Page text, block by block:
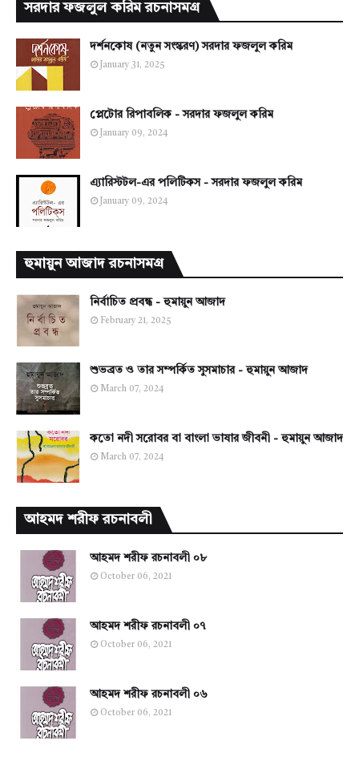
সরদার ফজলুল করিম রচনাসমগ্র
দর্শনকোষ (নতুন সংস্করণ) সরদার ফজলুল করিম
January 31, 2025
প্লেটোর রিপাবলিক - সরদার ফজলুল করিম
January 09, 2024
এ্যারিস্টটল-এর পলিটিকস - সরদার ফজলুল করিম
January 09, 2024
হুমায়ুন আজাদ রচনাসমগ্র
নির্বাচিত প্রবন্ধ - হুমায়ুন আজাদ
February 21, 2025
শুভব্রত ও তার সম্পর্কিত সুসমাচার - হুমায়ুন আজাদ
March 07, 2024
কতো নদী সরোবর বা বাংলা ভাষার জীবনী - হুমায়ুন আজাদ
March 07, 2024
আহমদ শরীফ রচনাবলী
আহমদ শরীফ রচনাবলী ০৮
October 06, 2021
আহমদ শরীফ রচনাবলী ০৭
October 06, 2021
আহমদ শরীফ রচনাবলী ০৬
October 06, 2021